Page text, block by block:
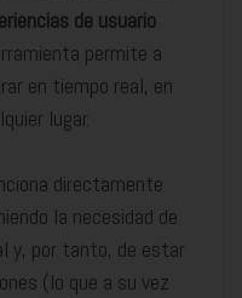
de usuario
permite a
en tiempo real, en
lugar.
directamente
la necesidad de
y, por tanto, de estar
(lo que a su vez